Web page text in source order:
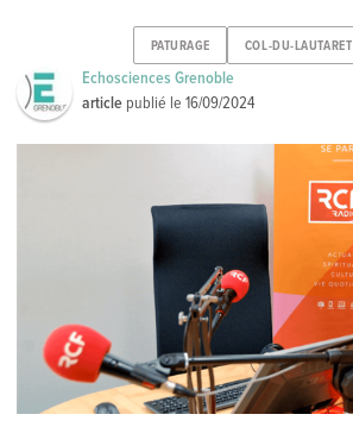
PATURAGE COL-DU-LAUTARET
Echosciences Grenoble
article publié le16/09/2024